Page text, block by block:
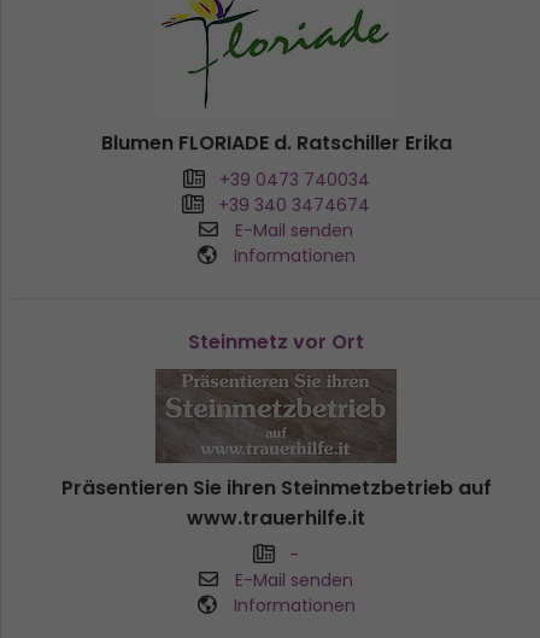
Blumen FLORIADE d. Ratschiller Erika
+39 0473 740034
+39 340 3474674
E-Mail senden
Informationen
Steinmetz vor Ort
Präsentieren Sie ihren Steinmetzbetrieb auf
www.trauerhilfe.it
-
E-Mail senden
Informationen